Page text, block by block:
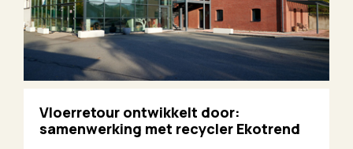
Vloerretour ontwikkelt door:
samenwerking met recycler Ekotrend